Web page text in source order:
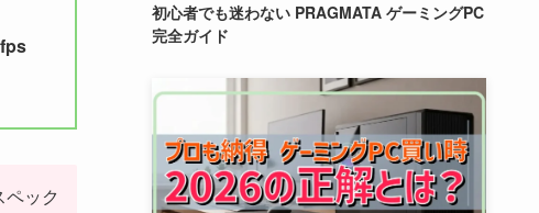
ック
初心者でも迷わない PRAGMATA ゲーミングPC
完全ガイド